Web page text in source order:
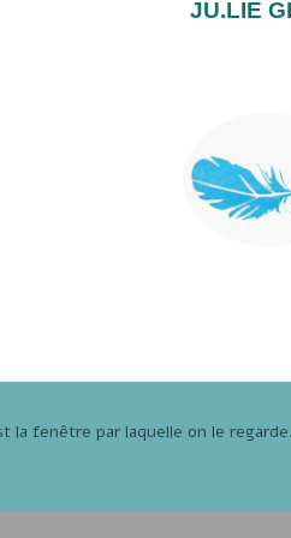
JU.LIE
la fenêtre par laquelle on le regarde.